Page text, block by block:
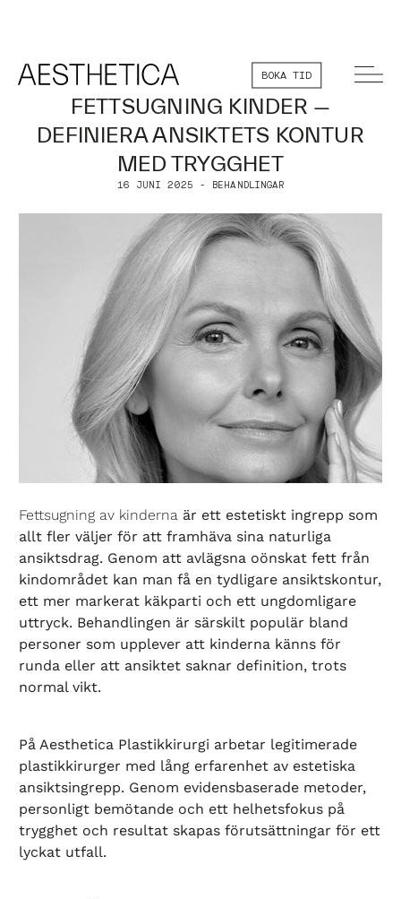
BOKA TID
FETTSUGNING KINDER —
DEFINIERA ANSIKTETS KONTUR
MED TRYGGHET
16 JUNI 2025 - BEHANDLINGAR
Fettsugning av kinderna är ett estetiskt ingrepp som
allt fler väljer för att framhäva sina naturliga
ansiktsdrag. Genom att avlägsna oönskat fett från
kindområdet kan man få en tydligare ansiktskontur,
ett mer markerat käkparti och ett ungdomligare
uttryck. Behandlingen är särskilt populär bland
personer som upplever att kinderna känns för
runda eller att ansiktet saknar definition, trots
normal vikt.
På Aesthetica Plastikkirurgi arbetar legitimerade
plastikkirurger med lång erfarenhet av estetiska
ansiktsingrepp. Genom evidensbaserade metoder,
personligt bemötande och ett helhetsfokus på
trygghet och resultat skapas förutsättningar för ett
lyckat utfall.